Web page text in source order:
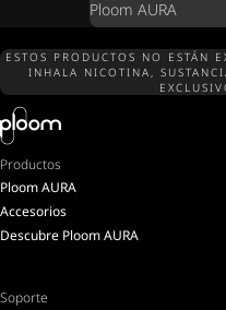
Ploom AURA
ESTOS PRODUCTOS NO ESTÁN
INHALA NICOTINA,
Productos
Ploom AURA
Accesorios
Descubre Ploom AURA
Soporte